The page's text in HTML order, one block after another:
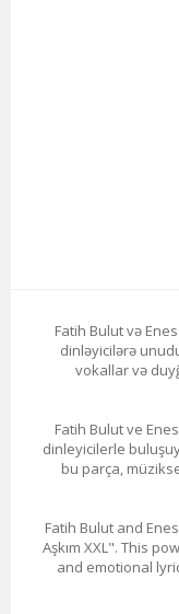
Fatih Bulut və
dinləyicilərə
vokallar və
Fatih Bulut ve
dinleyicilerle
bu parça,
Fatih Bulut and
Aşkım XXL". This
and emotional